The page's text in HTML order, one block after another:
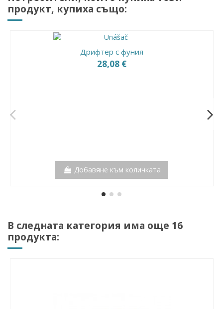
продукт, купиха също:
Дрифтер с фуния
28,08 €
Добавяне към количката
В следната категория има още 16
продукта: